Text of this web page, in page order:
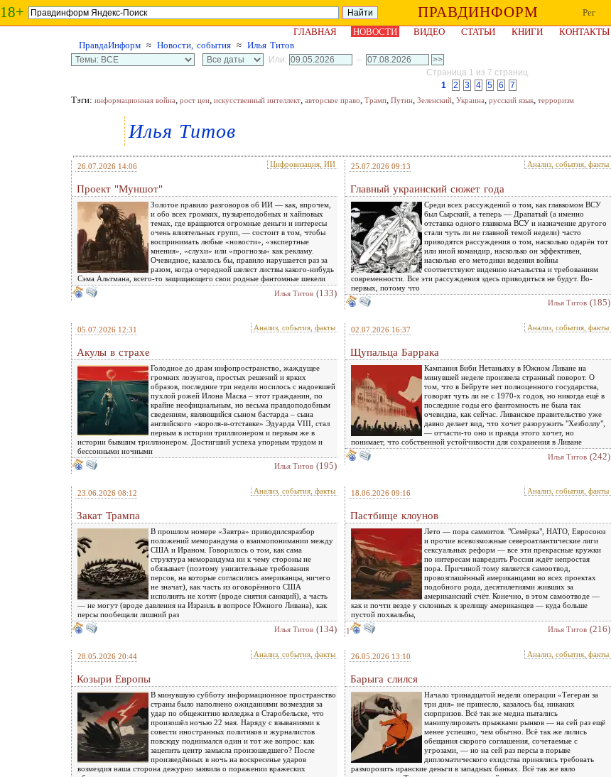
18+ ПРАВДИНФОРМ
Рег
ГЛАВНАЯ
НОВОСТИ ВИДЕО СТАТЬИ КНИГИ КОНТАКТЫ
ПравдаИнформ ≈ Новости, события ≈ Илья Титов
Или:
–
Страница 1 из 7 страниц.
1
2 3 4 5 6 7
Тэги: информационная война, рост цен, искусственный интеллект, авторское право, Трамп, Путин, Зеленский, Украина, русский язык, терроризм
Илья Титов
26.07.2026 14:06 Цифровизация, ИИ
Проект "Муншот"
Золотое правило разговоров об ИИ — как, впрочем,
и обо всех громких, пузыреподобных и хайповых
темах, где вращаются огромные деньги и интересы
очень влиятельных групп, — состоит в том, чтобы
воспринимать любые «новости», «экспертные
мнения», «слухи» или «прогнозы» как рекламу.
Очевидное, казалось бы, правило нарушается раз за
разом, когда очередной шелест листвы какого-нибудь
Сэма Альтмана, всего-то защищающего свои родные фантомные шекели
Илья Титов (133)
25.07.2026 09:13 Анализ, события, факты
Главный украинский сюжет года
Среди всех рассуждений о том, как главкомом ВСУ
был Сырский, а теперь — Драпатый (а именно
отставка одного главкома ВСУ и назначение другого
стали чуть ли не главной темой недели) часто
приводятся рассуждения о том, насколько одарён тот
или иной командир, насколько он эффективен,
насколько его методики ведения войны
соответствуют видению начальства и требованиям
современности. Все эти рассуждения здесь приводиться не будут. Во-
первых, потому что
Илья Титов (185)
05.07.2026 12:31 Анализ, события, факты
Акулы в страхе
Голодное до драм инфопространство, жаждущее
громких лозунгов, простых решений и ярких
образов, последние три недели носилось с надоевшей
пухлой рожей Илона Маска – этот гражданин, по
крайне неофициальным, но весьма правдоподобным
сведениям, являющийся сыном бастарда – сына
английского «короля-в-отставке» Эдуарда VIII, стал
первым в истории триллионером и первым же в
истории бывшим триллионером. Достигший успеха упорным трудом и
бессонными ночными
Илья Титов (195)
02.07.2026 16:37 Анализ, события, факты
Щупальца Баррака
Кампания Биби Нетаньяху в Южном Ливане на
минувшей неделе произвела странный поворот. О
том, что в Бейруте нет полноценного государства,
говорят чуть ли не с 1970-х годов, но никогда ещё в
последние годы его фантомность не была так
очевидна, как сейчас. Ливанское правительство уже
давно делает вид, что хочет разоружить "Хезболлу",
— отчасти-то оно и правда этого хочет, но
понимает, что собственной устойчивости для сохранения в Ливане
Илья Титов (242)
23.06.2026 08:12 Анализ, события, факты
Закат Трампа
В прошлом номере «Завтра» приводилсяразбор
положений меморандума о взаимопонимании между
США и Ираном. Говорилось о том, как сама
структура меморандума ни к чему стороны не
обязывает (поэтому унизительные требования
персов, на которые согласились американцы, ничего
не значат), как часть из оговорённого США
исполнять не хотят (вроде снятия санкций), а часть
— не могут (вроде давления на Израиль в вопросе Южного Ливана), как
персы пообещали лишний раз
Илья Титов (134)
18.06.2026 09:16 Анализ, события, факты
Пастбище клоунов
Лето — пора саммитов. "Семёрка", НАТО, Евросоюз
и прочие всевозможные североатлантические лиги
сексуальных реформ — все эти прекрасные кружки
по интересам навредить России ждёт непростая
пора. Причиной тому является самоотвод,
провозглашённый американцами во всех проектах
подобного рода, десятилетиями живших за
американский счёт. Конечно, в этом самоотводе —
как и почти везде у склонных к зрелищу американцев — куда больше
пустой похвальбы,
1
Илья Титов (216)
28.05.2026 20:44 Анализ, события, факты
Козыри Европы
В минувшую субботу информационное пространство
страны было наполнено ожиданиями возмездия за
удар по общежитию колледжа в Старобельске, что
произошёл ночью 22 мая. Наряду с взываниями к
совести иностранных политиков и журналистов
повсюду поднимался один и тот же вопрос: как
зацепить центр замысла произошедшего? После
произведённых в ночь на воскресенье ударов
возмездия наша сторона дежурно заявила о поражении вражеских
26.05.2026 13:10 Анализ, события, факты
Барыга слился
Начало тринадцатой недели операции «Тегеран за
три дня» не принесло, казалось бы, никаких
сюрпризов. Всё так же медиа пытались
манипулировать прыжками рынков — на сей раз ещё
менее успешно, чем обычно. Всё так же лились
обещания скорого соглашения, сочетаемые с
угрозами, — но на сей раз персы в порыве
дипломатического ехидства принялись требовать
разморозить иранские деньги в западных банках. Всё так же вяло